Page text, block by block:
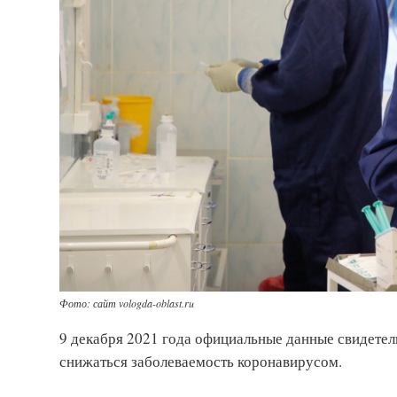
Фото: сайт vologda-oblast.ru
9 декабря 2021 года официальные данные
снижаться заболеваемость коронавирусом.